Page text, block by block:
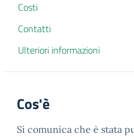
Costi
Contatti
Ulteriori informazioni
Cos'è
Si comunica che è stata